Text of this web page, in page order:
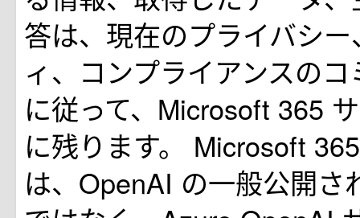
答は、現在のプライバシ
ィ、コンプライアンスの
に従って、Microsoft 365
に残ります。 Microsoft
は、OpenAI の一般公開さ